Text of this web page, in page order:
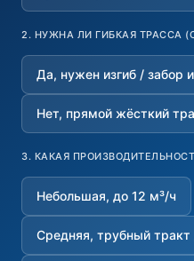
2. НУЖНА ЛИ ГИБКАЯ ТРАССА
Да, нужен изгиб / забор
Нет, прямой жёсткий
3. КАКАЯ
Небольшая, до 12 м³/ч
Средняя, трубный